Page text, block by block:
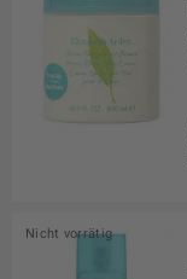
Nicht vorrätig